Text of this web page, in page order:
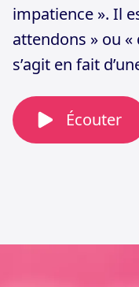
impatience ». Il
attendons » ou
s’agit en fait
Écouter